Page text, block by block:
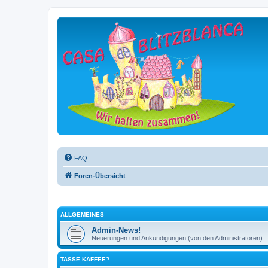
FAQ
Foren-Übersicht
ALLGEMEINES
Admin-News!
Neuerungen und Ankündigungen (von den Administratoren)
TASSE KAFFEE?